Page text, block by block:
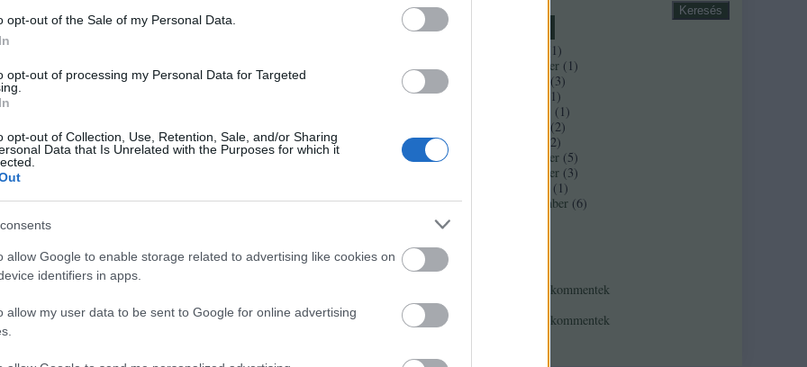
opt-out of the Sale of my Personal Data.
opt-out of processing my Personal Data for Targeted
opt-out of Collection, Use, Retention, Sale, and/or Sharing
Data that Is Unrelated with the Purposes for which it
allow Google to enable storage related to advertising like cookies on
identifiers in apps.
allow my user data to be sent to Google for online advertising
ebben a fekete-fehér felosztásban maguk képviselik a pozitív
Ha van egy adott témáról…
is!
Tetszik
a kormány a
1 )
2017 november ( 1 )
(3)
1 )
( 1 )
(2)
2)
2015 december (5)
2015 november (3)
( 1 )
2015 szeptember (6)
kommentek
kommentek